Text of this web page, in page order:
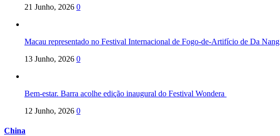
21 Junho, 2026 0
Macau representado no Festival Internacional de Fogo-de-Artifício de Da Nang
13 Junho, 2026 0
Bem-estar. Barra acolhe edição inaugural do Festival Wondera
12 Junho, 2026 0
China